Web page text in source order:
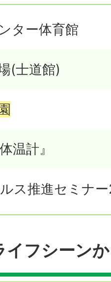
ター体育館
(士道館)
温計』
ス推進セミナ
イフシーン